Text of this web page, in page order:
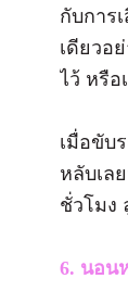
กับการ
เดียวอ
ไว้ หรือ
เมื่อขับ
หลับเล
ชั่วโมง
6. นอน